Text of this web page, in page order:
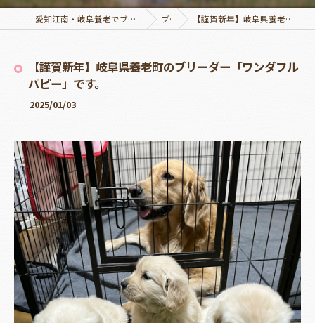
愛知江南・岐阜養老でブリーダーなら実績豊富なワンダフルパピー ブログ 【謹賀新年】岐阜県養老町のブリーダー「ワンダフルパピー」です。
【謹賀新年】岐阜県養老町のブリーダー「ワンダフル
パピー」です。
2025/01/03